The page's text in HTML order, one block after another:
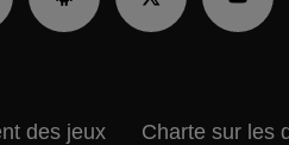
des jeux Charte sur les